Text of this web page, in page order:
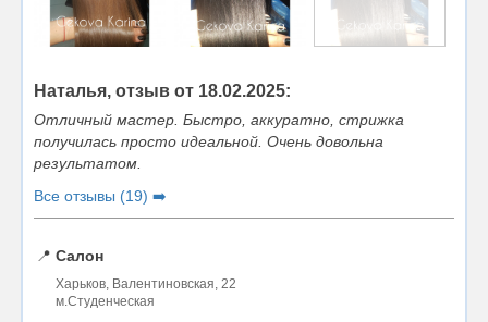
Наталья, отзыв от 18.02.2025:
Отличный мастер. Быстро, аккуратно, стрижка
получилась просто идеальной. Очень довольна
результатом.
Все отзывы (19) ➡️
📍 Салон
Харьков, Валентиновская, 22
м.Студенческая